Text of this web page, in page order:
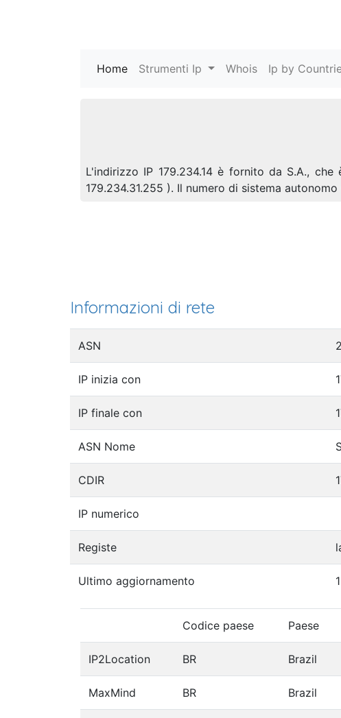
Home (current)
Strumenti Ip Whois Ip by
L'indirizzo IP 179.234.14 è fornito da S.A.,
179.234.31.255 ). Il numero di sistema
Informazioni di rete
ASN
IP inizia con
IP finale con
ASN Nome
CDIR
IP numerico
Registe
Ultimo aggiornamento
Codice paese Paese
IP2Location BR Brazil
MaxMind BR Brazil